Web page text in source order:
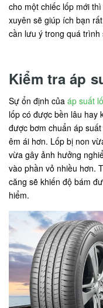
cho một chiếc lốp mới thì
xuyên sẽ giúp ích bạn
cần lưu ý trong quá
Kiểm tra áp
Sự ổn định của áp suất
lốp có được bền lâu hay
được bơm chuẩn áp
êm ái hơn. Lốp bị non
vừa gây ảnh hưởng
vào phần vỏ nhiều hơn.
căng sẽ khiến độ bám
hiểm.